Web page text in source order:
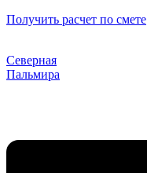
Получить расчет по смете
Северная
Пальмира